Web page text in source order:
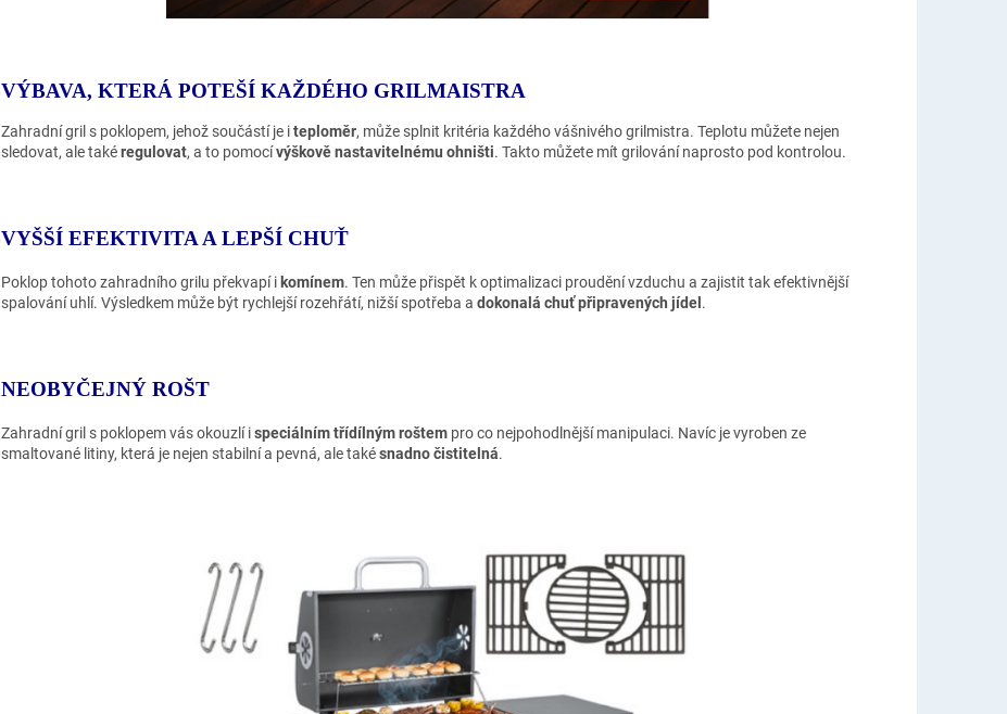
VÝBAVA, KTERÁ POTEŠÍ KAŽDÉHO GRILMAISTRA
Zahradní gril s poklopem, jehož součástí je iteploměr, může splnit kritéria každého vášnivého grilmistra. Teplotu můžete nejen
sledovat, ale takéregulovat, a to pomocívýškově nastavitelnému ohništi. Takto můžete mít grilování naprosto pod kontrolou.
VYŠŠÍ EFEKTIVITA A LEPŠÍ CHUŤ
Poklop tohoto zahradního grilu překvapí i komínem. Ten může přispět k optimalizaci proudění vzduchu a zajistit tak efektivnější
spalování uhlí. Výsledkem může být rychlejší rozehřátí, nižší spotřeba a dokonalá chuť připravených jídel .
NEOBYČEJNÝ ROŠT
Zahradní gril s poklopem vás okouzlí ispeciálním třídílným roštem pro co nejpohodlnější manipulaci. Navíc je vyroben ze
smaltované litiny, která je nejen stabilní a pevná, ale takésnadno čistitelná.